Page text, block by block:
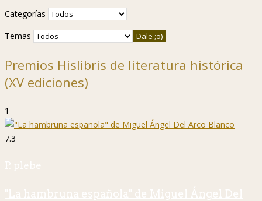
Categorías
Temas
Premios Hislibris de literatura histórica
(XV ediciones)
1
7.3
P. plebe
"La hambruna española" de Miguel Ángel Del